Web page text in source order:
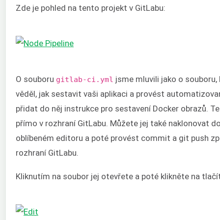
Zde je pohled na tento projekt v GitLabu:
O souboru gitlab-ci.yml jsme mluvili jako o
věděl, jak sestavit vaši aplikaci a provést
přidat do něj instrukce pro sestavení Docker obrazů.
přímo v rozhraní GitLabu. Můžete jej také naklonovat
oblíbeném editoru a poté provést commit a git push
rozhraní GitLabu.
Kliknutím na soubor jej otevřete a poté klikněte na